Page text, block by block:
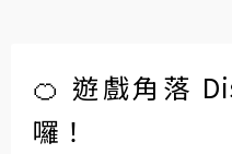
🍊 遊戲角落
囉！